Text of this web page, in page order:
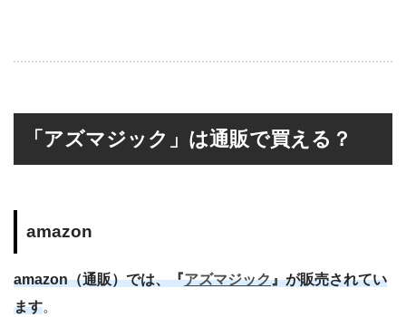
「アズマジック」は通販で買える？
amazon
amazon（通販）では、『アズマジック』が販売されてい
ます。